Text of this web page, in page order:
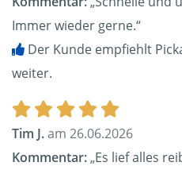
Immer wieder gerne.“
Der Kunde empfiehlt
weiter.
Tim J.am 26.06.2026
Kommentar:„Es lief alles